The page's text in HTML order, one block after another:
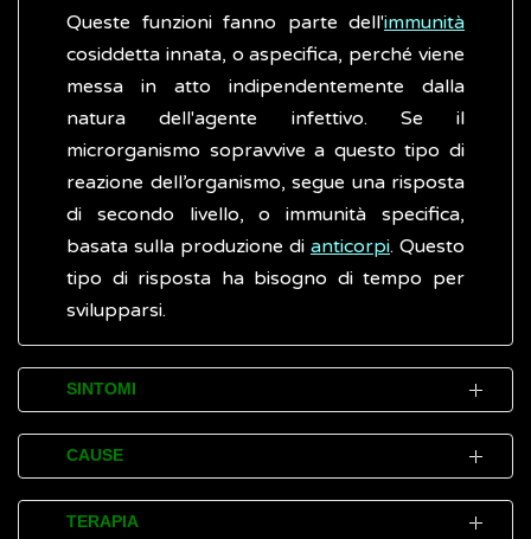
Queste funzioni fanno parte dell'immunità
cosiddetta innata, o aspecifica, perché viene
messa in atto indipendentemente dalla
natura dell'agente infettivo. Se il
microrganismo sopravvive a questo tipo di
reazione dell’organismo, segue una risposta
di secondo livello, o immunità specifica,
basata sulla produzione di anticorpi. Questo
tipo di risposta ha bisogno di tempo per
svilupparsi.
SINTOMI
I disturbi (sintomi) causati da un'infezione
sono strettamente correlati agli organi
colpiti e, nonostante la diversità dei
CAUSE
Solo alcuni microrganismi sono
TERAPIA